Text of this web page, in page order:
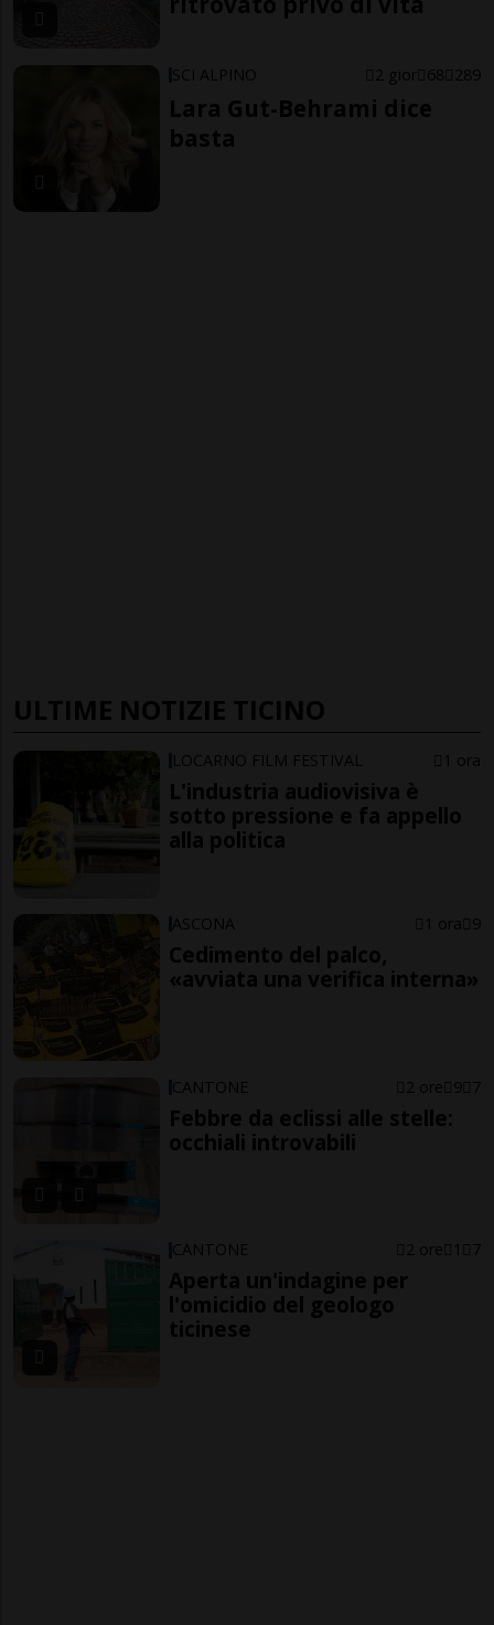
SCI ALPINO 2 gior 68 289
Lara Gut-Behrami dice
basta
ULTIME NOTIZIE TICINO
LOCARNO FILM FESTIVAL 1 ora
L'industria audiovisiva è
sotto pressione e fa appello
alla politica
ASCONA 1 ora 9
Cedimento del palco,
«avviata una verifica interna»
CANTONE 2 ore 9 7
Febbre da eclissi alle stelle:
occhiali introvabili
CANTONE 2 ore 1 7
Aperta un'indagine per
l'omicidio del geologo
ticinese